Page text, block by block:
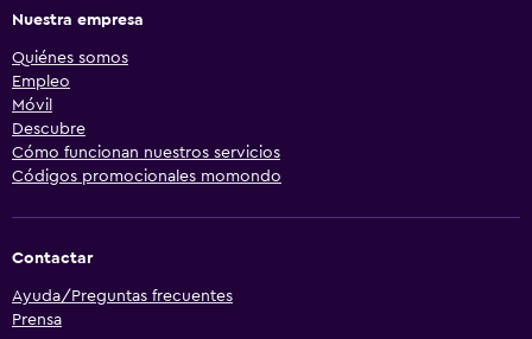
Nuestra empresa
Quiénes somos
Empleo
Móvil
Descubre
Cómo funcionan nuestros servicios
Códigos promocionales momondo
Contactar
Ayuda/Preguntas frecuentes
Prensa